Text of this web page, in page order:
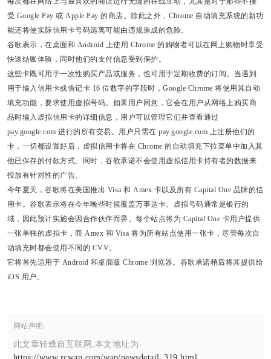
受 Google Pay 或 Apple Pay 的商店。除此之外， Chrome 自动填充系统的新功
能还将使实际信用卡号码远离可能由违规造成的危险。
谷歌表示，在桌面和 Android 上使用 Chrome 的购物者可以在网上购物时享受
快速结账体验，同时他们的支付信息受到保护。
这些卡既可用于一次性购买产品或服务，也可用于定期收费的订阅。当遇到
用于输入信用卡或借记卡 16 位数字的字段时，Google Chrome 将使用其自动
填充功能，要求使用虚拟号码。如果用户同意，它会在用户从网络上购买商
品时输入虚拟信用卡的详细信息，用户可以管理它们并查看通过
pay.google.com 进行的所有交易。用户只需在 pay.google.com 上注册他们的
卡，一切都设置好后，虚拟信用卡将在 Chrome 的自动填充下拉菜单中加入其
他已保存的付款方式。同时，谷歌承诺不会使用虚拟信用卡持有者的数据来
投放有针对性的广告。
今年夏天，谷歌将在美国推出 Visa 和 Amex 卡以及所有 Capital One 品牌的信
用卡。谷歌表示将在今年晚些时候覆盖万事达卡。虚拟号码通常是银行的
域，因此预计实施会因合作伙伴而异。每个站点将为 Capital One 卡用户提供
一张单独的虚拟卡，而 Amex 和 Visa 将为所有站点使用一张卡，尽管每次自
动填充时都会使用不同的 CVV。
它将首先适用于 Android 和桌面版 Chrome 浏览器。谷歌承诺稍后将其提供给
iOS 用户。
网站声明:
此文章转载自互联网,本文地址为